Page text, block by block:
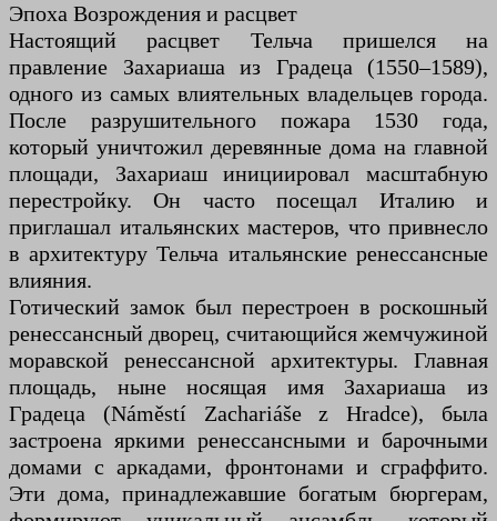
Эпоха Возрождения и расцвет
Настоящий расцвет Тельча пришелся на
правление Захариаша из Градеца (1550–1589),
одного из самых влиятельных владельцев города.
После разрушительного пожара 1530 года,
который уничтожил деревянные дома на главной
площади, Захариаш инициировал масштабную
перестройку. Он часто посещал Италию и
приглашал итальянских мастеров, что привнесло
в архитектуру Тельча итальянские ренессансные
влияния.
Готический замок был перестроен в роскошный
ренессансный дворец, считающийся жемчужиной
моравской ренессансной архитектуры. Главная
площадь, ныне носящая имя Захариаша из
Градеца (Náměstí Zachariáše z Hradce), была
застроена яркими ренессансными и барочными
домами с аркадами, фронтонами и сграффито.
Эти дома, принадлежавшие богатым бюргерам,